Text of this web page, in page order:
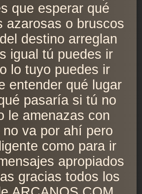
que esperar qué
azarosas o bruscos
destino arreglan
igual tú puedes ir
lo tuyo puedes ir
entender qué lugar
pasaría si tú no
le amenazas con
no va por ahí pero
como para ir
apropiados
gracias todos los